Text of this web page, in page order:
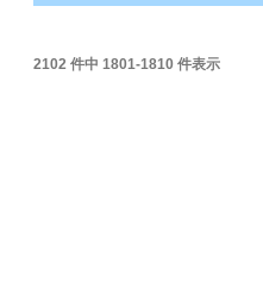
2102 件中 1801-1810 件表示